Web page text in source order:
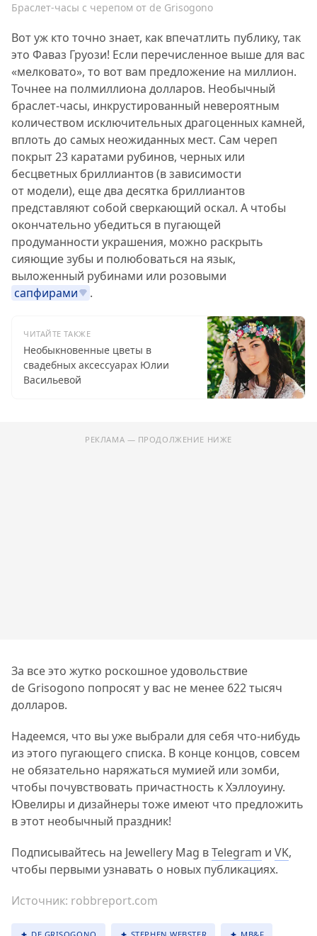
Браслет-часы с черепом от de Grisogono
Вот уж кто точно знает, как впечатлить публику, так
это Фаваз Груози! Если перечисленное выше для вас
«мелковато», то вот вам предложение на миллион.
Точнее на полмиллиона долларов. Необычный
браслет-часы, инкрустированный невероятным
количеством исключительных драгоценных камней,
вплоть до самых неожиданных мест. Сам череп
покрыт 23 каратами рубинов, черных или
бесцветных бриллиантов (в зависимости
от модели), еще два десятка бриллиантов
представляют собой сверкающий оскал. А чтобы
окончательно убедиться в пугающей
продуманности украшения, можно раскрыть
сияющие зубы и полюбоваться на язык,
выложенный рубинами или розовыми
сапфирами
.
ЧИТАЙТЕ ТАКЖЕ
Необыкновенные цветы в
свадебных аксессуарах Юлии
Васильевой
РЕКЛАМА — ПРОДОЛЖЕНИЕ НИЖЕ
За все это жутко роскошное удовольствие
de Grisogono попросят у вас не менее 622 тысяч
долларов.
Надеемся, что вы уже выбрали для себя что-нибудь
из этого пугающего списка. В конце концов, совсем
не обязательно наряжаться мумией или зомби,
чтобы почувствовать причастность к Хэллоуину.
Ювелиры и дизайнеры тоже имеют что предложить
в этот необычный праздник!
Подписывайтесь на Jewellery Mag вTelegram и VK,
чтобы первыми узнавать о новых публикациях.
Источник: robbreport.com